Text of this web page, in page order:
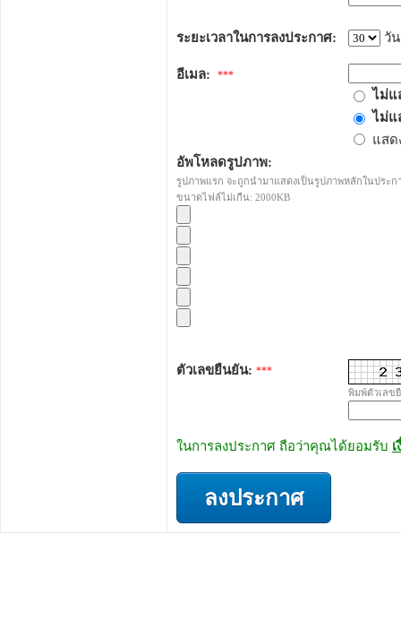
ระยะเวลาในการลงประกาศ: วัน
อีเมล: ***
ไม่แ
ไม่แ
แสด
อัพโหลดรูปภาพ:
รูปภาพแรก จะถูกนำมาแสดงเป็นรูปภาพหลักในประ
ขนาดไฟล์ไม่เกืน: 2000KB
ตัวเลขยืนยัน: ***
พิมพ์ตัวเลข
ในการลงประกาศ ถือว่าคุณได้ยอมรับ
ลงประกาศ